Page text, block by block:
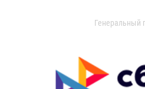
Генеральный